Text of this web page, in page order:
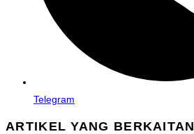
Telegram
ARTIKEL YANG BERKAITAN